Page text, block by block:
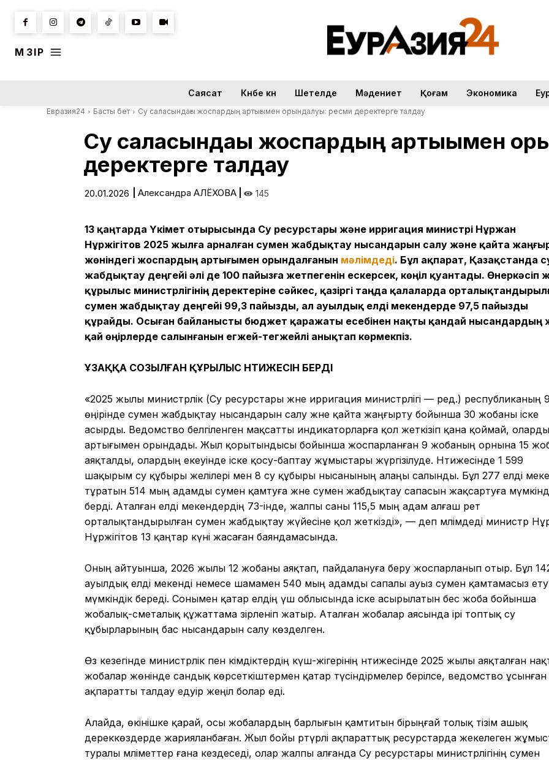
МӘЗІР
Саясат Күнбе күн Шетелде Мәдениет Қоғам Экономика
Евразия24 Басты бет Су саласындағы жоспардың артығымен орындалуы: ресми деректерге талдау
Су саласындағы жоспардың артығымен
деректерге талдау
20.01.2026 Александра АЛЁХОВА 145
13 қаңтарда Үкімет отырысында Су ресурстары және ирригация министрі Нұржан
Нұржігітов 2025 жылға арналған сумен жабдықтау нысандарын салу және қайта
жөніндегі жоспардың артығымен орындалғанын мәлімдеді. Бұл ақпарат, Қазақстанда
жабдықтау деңгейі әлі де 100 пайызға жетпегенін ескерсек, көңіл қуантады. Өнеркәсіп
құрылыс министрлігінің деректеріне сәйкес, қазіргі таңда қалаларда
сумен жабдықтау деңгейі 99,3 пайызды, ал ауылдық елді мекендерде 97,5 пайызды
құрайды. Осыған байланысты бюджет қаражаты есебінен нақты қандай нысандардың
қай өңірлерде салынғанын егжей-тегжейлі анықтап көрмекпіз.
ҰЗАҚҚА СОЗЫЛҒАН ҚҰРЫЛЫС НӘТИЖЕСІН БЕРДІ
«2025 жылы министрлік (Су ресурстары және ирригация министрлігі — ред.) республиканың 9
өңірінде сумен жабдықтау нысандарын салу және қайта жаңғырту бойынша 30 жобаны іске
асырды. Ведомство белгіленген мақсатты индикаторларға қол жеткізіп қана қоймай, оларды
артығымен орындады. Жыл қорытындысы бойынша жоспарланған 9 жобаның орнына 15
аяқталды, олардың екеуінде іске қосу-баптау жұмыстары жүргізілуде. Нәтижесінде 1 599
шақырым су құбыры желілері мен 8 су құбыры нысанының алаңы салынды. Бұл 277 елді
тұратын 514 мың адамды сумен қамтуға және сумен жабдықтау сапасын жақсартуға
берді. Аталған елді мекендердің 73-інде, жалпы саны 115,5 мың адам алғаш рет
орталықтандырылған сумен жабдықтау жүйесіне қол жеткізді», — деп мәлімдеді министр
Нұржігітов 13 қаңтар күні жасаған баяндамасында.
Оның айтуынша, 2026 жылы 12 жобаны аяқтап, пайдалануға беру жоспарланып отыр. Бұл
ауылдық елді мекенді немесе шамамен 540 мың адамды сапалы ауыз сумен қамтамасыз
мүмкіндік береді. Сонымен қатар елдің үш облысында іске асырылатын бес жоба бойынша
жобалық-сметалық құжаттама әзірленіп жатыр. Аталған жобалар аясында ірі топтық су
құбырларының бас нысандарын салу көзделген.
Өз кезегінде министрлік пен әкімдіктердің күш-жігерінің нәтижесінде 2025 жылы аяқталған
жобалар жөнінде сандық көрсеткіштермен қатар түсіндірмелер берілсе, ведомство ұсынған
ақпаратты талдау едәуір жеңіл болар еді.
Алайда, өкінішке қарай, осы жобалардың барлығын қамтитын бірыңғай толық тізім ашық
дереккөздерде жарияланбаған. Жыл бойы әртүрлі ақпараттық ресурстарда жекелеген
туралы мәліметтер ғана кездеседі, олар жалпы алғанда Су ресурстары министрлігінің сумен